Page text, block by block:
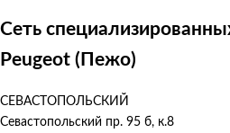
Сеть
Peugeot (Пежо)
СЕВАСТОПОЛЬСКИЙ
Севастопольский пр. 95 б, к.8